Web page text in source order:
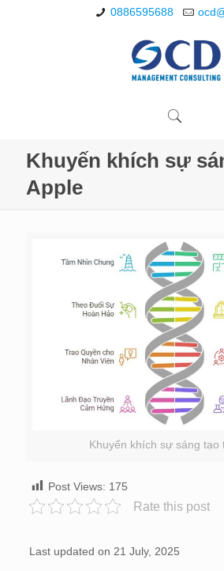
0886595688
Khuyến khích sự
Apple
Khuyến khích sự sáng tạo
Post Views: 175
Rate this post
Last updated on 21 July, 2025